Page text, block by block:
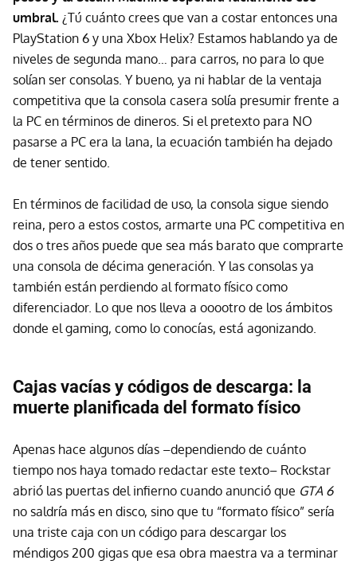
umbral. ¿Tú cuánto crees que van a costar entonces una
PlayStation 6 y una Xbox Helix? Estamos hablando ya de
niveles de segunda mano… para carros, no para lo que
solían ser consolas. Y bueno, ya ni hablar de la ventaja
competitiva que la consola casera solía presumir frente a
la PC en términos de dineros. Si el pretexto para NO
pasarse a PC era la lana, la ecuación también ha dejado
de tener sentido.
En términos de facilidad de uso, la consola sigue siendo
reina, pero a estos costos, armarte una PC competitiva en
dos o tres años puede que sea más barato que comprarte
una consola de décima generación. Y las consolas ya
también están perdiendo al formato físico como
diferenciador. Lo que nos lleva a ooootro de los ámbitos
donde el gaming, como lo conocías, está agonizando.
Cajas vacías y códigos de descarga: la
muerte planificada del formato físico
Apenas hace algunos días –dependiendo de cuánto
tiempo nos haya tomado redactar este texto– Rockstar
abrió las puertas del infierno cuando anunció que GTA 6
no saldría más en disco, sino que tu “formato físico” sería
una triste caja con un código para descargar los
méndigos 200 gigas que esa obra maestra va a terminar